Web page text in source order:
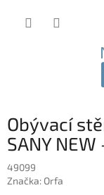
Obývací
SANY
49099
Značka: Orfa